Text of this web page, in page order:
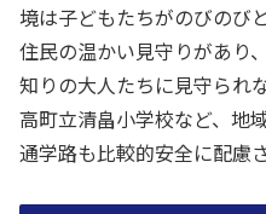
境は子どもたちがのびのび
住民の温かい見守りがあり
知りの大人たちに見守られ
高町立清畠小学校など、地
通学路も比較的安全に配慮